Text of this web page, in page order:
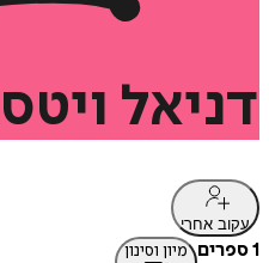
דניאל
עקוב אחרי
1 ספרים מיון וסינון